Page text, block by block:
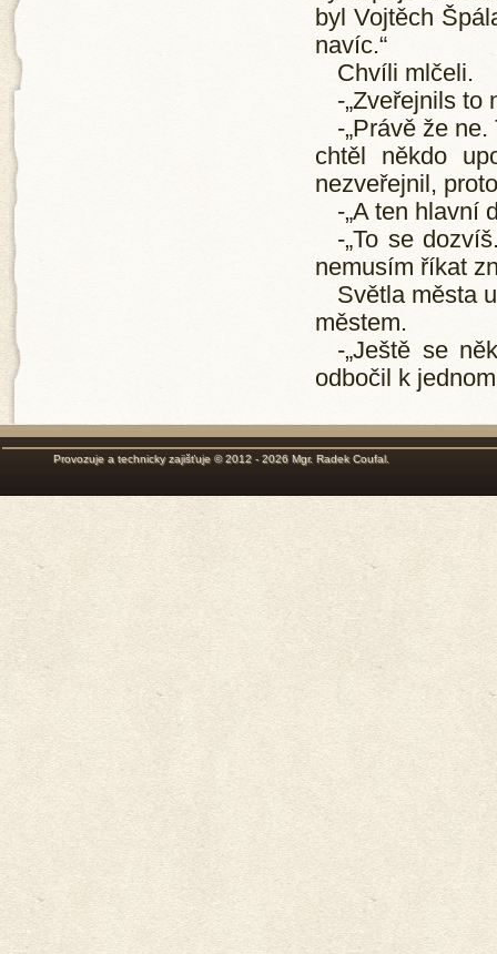
byl Vojtěch
navíc.“
Chvíli mlčeli.
-„Zveřejnils to
-„Právě že
chtěl někdo
nezveřejnil,
-„A ten hlavní
-„To se
nemusím říkat
Světla města
městem.
-„Ještě se
odbočil k
Provozuje a technicky zajišťuje © 2012 - 2026 Mgr. Radek Coufal.